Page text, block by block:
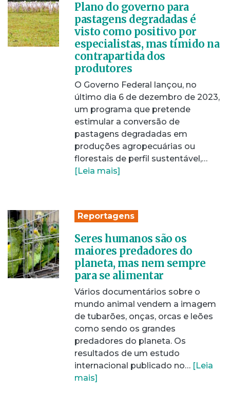
Plano do governo para
pastagens degradadas é
visto como positivo por
especialistas, mas tímido na
contrapartida dos
produtores
O Governo Federal lançou, no
último dia 6 de dezembro de 2023,
um programa que pretende
estimular a conversão de
pastagens degradadas em
produções agropecuárias ou
florestais de perfil sustentável,…
[Leia mais]
Reportagens
Seres humanos são os
maiores predadores do
planeta, mas nem sempre
para se alimentar
Vários documentários sobre o
mundo animal vendem a imagem
de tubarões, onças, orcas e leões
como sendo os grandes
predadores do planeta. Os
resultados de um estudo
internacional publicado no… [Leia
mais]